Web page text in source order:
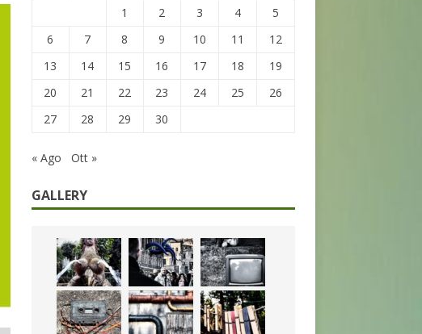
1
2 3 4
5
6
7 8 9 10 11
12
13
14 15 16 17 18
19
20
21 22 23 24 25
26
27
28 29 30
« Ago Ott »
GALLERY